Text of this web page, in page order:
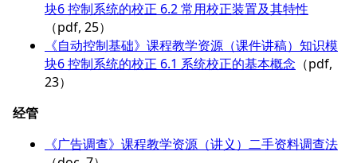
块6 控制系统的校正 6.2 常用校正装置及其特性
（pdf, 25）
《自动控制基础》课程教学资源（课件讲稿）知识模
块6 控制系统的校正 6.1 系统校正的基本概念 （pdf,
23）
经管
《广告调查》课程教学资源（讲义）二手资料调查法